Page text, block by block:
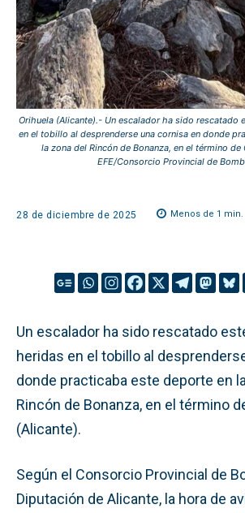
Orihuela (Alicante).- Un escalador ha sido rescatado
en el tobillo al desprenderse una cornisa en donde
la zona del Rincón de Bonanza, en el término de
EFE/Consorcio Provincial de
28 de diciembre de 2025 Menos de 1 min.
Un escalador ha sido rescatado
heridas en el tobillo al
donde practicaba este deporte en
Rincón de Bonanza, en el término
(Alicante).
Según el Consorcio Provincial de
Diputación de Alicante, la hora de